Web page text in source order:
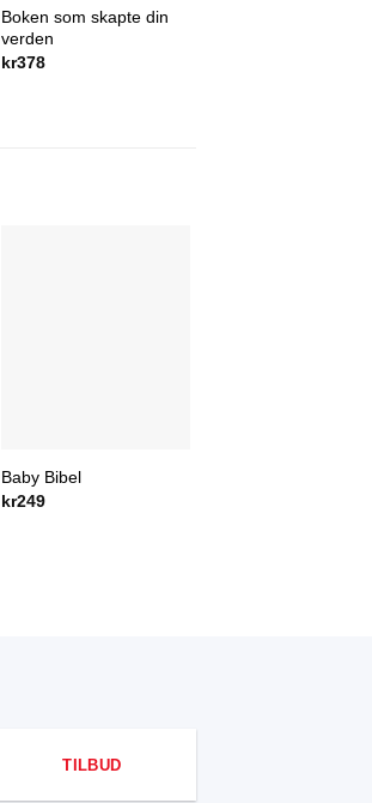
Boken som skapte din
verden
kr378
Baby Bibel
kr249
TILBUD